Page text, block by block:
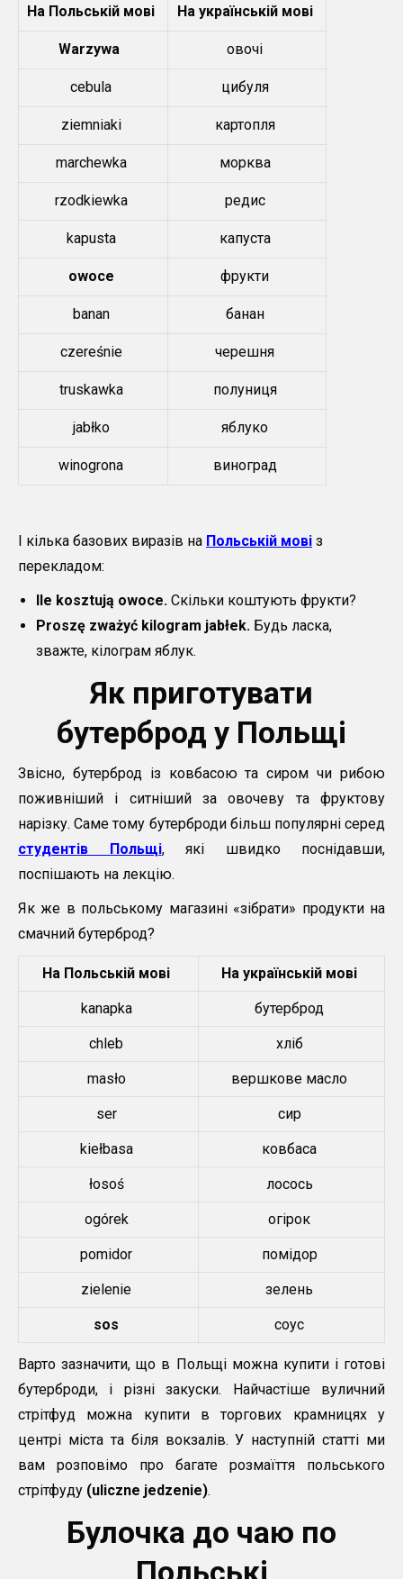
На Польській мові На українській мові
Warzywa овочі
cebula цибуля
ziemniaki картопля
marchewka морква
rzodkiewka редис
kapusta капуста
owoce фрукти
banan банан
czereśnie черешня
truskawka полуниця
jabłko яблуко
winogrona виноград
І кілька базових виразів на Польській мові з
перекладом:
Ile kosztują owoce. Скільки коштують фрукти?
Proszę zważyć kilogram jabłek. Будь ласка,
зважте, кілограм яблук.
Як приготувати
бутерброд у Польщі
Звісно, бутерброд із ковбасою та сиром чи рибою
поживніший і ситніший за овочеву та фруктову
нарізку. Саме тому бутерброди більш популярні серед
студентів Польщі, які швидко поснідавши,
поспішають на лекцію.
Як же в польському магазині «зібрати» продукти на
смачний бутерброд?
На Польській мові На українській мові
kanapka бутерброд
chleb хліб
masło вершкове масло
ser сир
kiełbasa ковбаса
łosoś лосось
ogórek огірок
pomidor помідор
zielenie зелень
sos соус
Варто зазначити, що в Польщі можна купити і готові
бутерброди, і різні закуски. Найчастіше вуличний
стрітфуд можна купити в торгових крамницях у
центрі міста та біля вокзалів. У наступній статті ми
вам розповімо про багате розмаїття польського
стрітфуду (uliczne jedzenie).
Булочка до чаю по
Польські